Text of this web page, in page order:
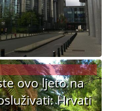
ovo ljeto na
Hrvati